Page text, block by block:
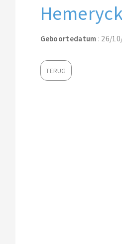
Geboortedatum : 26/
TERUG